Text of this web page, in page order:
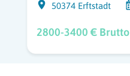
50374 Erftstadt
2800-3400 € Brutto